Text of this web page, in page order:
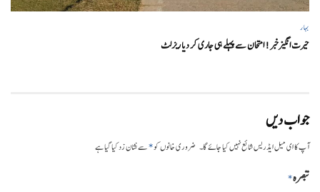
بہار
حیرت انگیزخبر ! امتحان سے پہلے ہی جاری کر دیا ریزلٹ
جواب دیں
آپ کا ای میل ایڈریس شائع نہیں کیا جائے گا۔ ضروری خانوں کو*سے نشان زد کیا گیا ہے
تبصرہ*